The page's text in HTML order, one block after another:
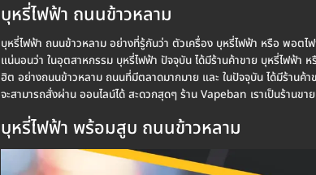
บุหรี่ไฟฟ้า ถนนข้าวหลาม
บุหรี่ไฟฟ้า ถนนข้าวหลาม อย่างที่รู้กันว่า ตัวเครื่อง บุหรี่ไฟฟ้า หรือ พอตไ
แน่นอนว่า ในอุตสาหกรรม บุหรี่ไฟฟ้า ปัจจุบัน ได้มีร้านค้าขาย บุหรี่ไฟฟ้า
ฮิต อย่างถนนข้าวหลาม ถนนที่มีตลาดมากมาย และ ในปัจจุบัน ได้มีร้านค้า
จะสามารถสั่งผ่าน ออนไลน์ได้ สะดวกสุดๆ ร้าน Vapeban เราเป็นร้าน
บุหรี่ไฟฟ้า พร้อมสูบ ถนนข้าวหลาม